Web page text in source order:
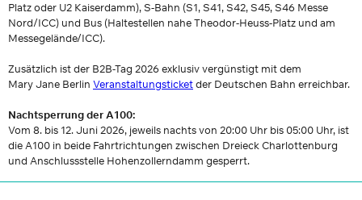
Platz oder U2 Kaiserdamm), S-Bahn (S1, S41, S42, S45, S46 Messe
Nord/ICC) und Bus (Haltestellen nahe Theodor-Heuss-Platz und am
Messegelände/ICC).
Zusätzlich ist der B2B-Tag 2026 exklusiv vergünstigt mit dem
Mary Jane Berlin Veranstaltungsticketder Deutschen Bahn erreichbar.
Nachtsperrung der A100:
Vom 8. bis 12. Juni 2026, jeweils nachts von 20:00 Uhr bis 05:00 Uhr, ist
die A100 in beide Fahrtrichtungen zwischen Dreieck Charlottenburg
und Anschlussstelle Hohenzollerndamm gesperrt.